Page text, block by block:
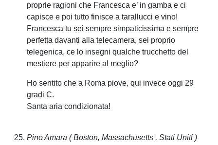
proprie ragioni che Francesca e’ in gamba e ci
capisce e poi tutto finisce a tarallucci e vino!
Francesca tu sei sempre simpaticissima e sempre
perfetta davanti alla telecamera, sei proprio
telegenica, ce lo insegni qualche trucchetto del
mestiere per apparire al meglio?
Ho sentito che a Roma piove, qui invece oggi 29
gradi C.
Santa aria condizionata!
Pino Amara ( Boston, Massachusetts , Stati Uniti )